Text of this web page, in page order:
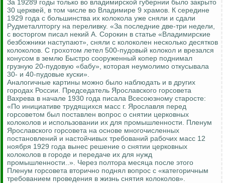
За 19289 годы только во владимирской губернии было закрыто
30 церквей, в том числе во Владимире 9 храмов. К середине
1929 года с большинства их колокола уже сняли и сдали
Рудметаллторгу на переливку. «За последние две-три недели,
с восторгом писал некий А. Сорокин в статье «Владимирские
безбожники наступают», сняли с колоколен несколько десятков
колоколов. С грохотом летел 500-пудовый колокол и врезался
конусом в землю Быстро сооруженный копер поднимал
грузную 20-пудовую «бабу», которая неумолимо откусывала
30- и 40-пудовые куски».
Аналогичные картины можно было наблюдать и в других
городах России. Председатель Ярославского горсовета
Вахрева в начале 1930 года писала Всесоюзному старосте:
«По инициативе трудящихся масс г. Ярославля перед
горсоветом был поставлен вопрос о снятии церковных
колоколов и использовании их для промышленности. Пленум
Ярославского горсовета на основе многочисленных
постановлений и настойчивых требований рабочих масс 12
ноября 1929 года вынес решение о снятии церковных
колоколов в городе и передаче их для нужд
промышленности..». Через полтора месяца после этого
Пленум горсовета вторично поднял вопрос с «категоричным
требованием проведения в жизнь снятия колоколов».